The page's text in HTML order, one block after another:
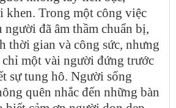
khen. Trong một công việc
người đã âm thầm chuẩn bị,
thời gian và công sức, nhưng
một vài người đứng trước
sự tung hô. Người sống
quên nhắc đến những bàn